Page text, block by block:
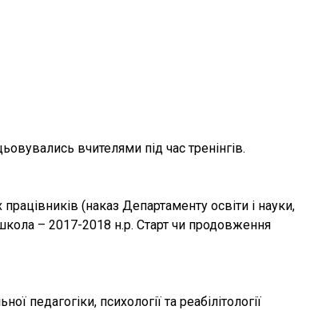
вчителями під час тренінгів.
(наказ Департаменту освіти і науки,
– 2017-2018 н.р. Старт чи продовження
психології та реабілітології